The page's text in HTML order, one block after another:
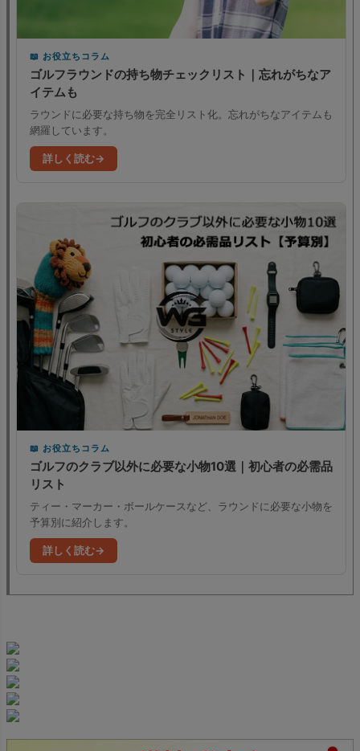
お役立ちコラム
ゴルフラウンドの持ち物チェックリスト｜忘れがちなア
イテムも
ラウンドに必要な持ち物を完全リスト化。忘れがちなアイテムも
網羅しています。
詳しく読む
お役立ちコラム
ゴルフのクラブ以外に必要な小物10選｜初心者の必需品
リスト
ティー・マーカー・ボールケースなど、ラウンドに必要な小物を
予算別に紹介します。
詳しく読む